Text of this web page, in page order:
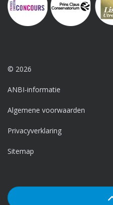
© 2026
ANBI-informatie
Algemene voorwaarden
Privacyverklaring
Sitemap